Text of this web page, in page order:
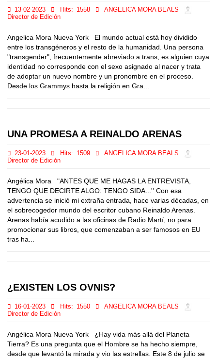
13-02-2023 Hits: 1558
ANGELICA MORA BEALS
Director de Edición
Angelica Mora Nueva York El mundo actual está hoy dividido
entre los transgéneros y el resto de la humanidad. Una persona
"transgender", frecuentemente abreviado a trans, es alguien cuya
identidad no corresponde con el sexo asignado al nacer y trata
de adoptar un nuevo nombre y un pronombre en el proceso.
Desde los Grammys hasta la religión en Gra...
UNA PROMESA A REINALDO ARENAS
23-01-2023 Hits: 1509
ANGELICA MORA BEALS
Director de Edición
Angélica Mora "ANTES QUE ME HAGAS LA ENTREVISTA,
TENGO QUE DECIRTE ALGO: TENGO SIDA...'' Con esa
advertencia se inició mi extraña entrada, hace varias décadas, en
el sobrecogedor mundo del escritor cubano Reinaldo Arenas.
Arenas había acudido a las oficinas de Radio Martí, no para
promocionar sus libros, que comenzaban a ser famosos en EU
tras ha...
¿EXISTEN LOS OVNIS?
16-01-2023 Hits: 1550
ANGELICA MORA BEALS
Director de Edición
Angélica Mora Nueva York ¿Hay vida más allá del Planeta
Tierra? Es una pregunta que el Hombre se ha hecho siempre,
desde que levantó la mirada y vio las estrellas. Este 8 de julio se